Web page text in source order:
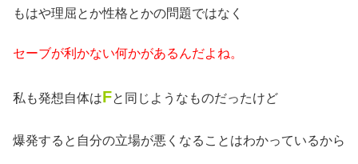
もはや理屈とか性格とかの問題ではなく
セーブが利かない何かがあるんだよね。
私も発想自体はFと同じようなものだったけど
爆発すると自分の立場が悪くなることはわかっているから